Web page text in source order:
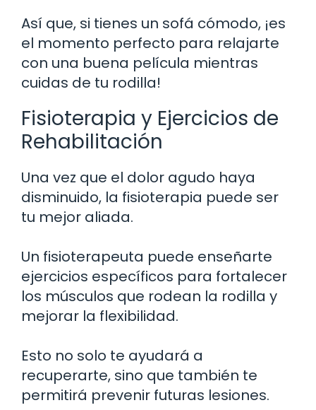
Así que, si tienes un sofá cómodo, ¡es
el momento perfecto para relajarte
con una buena película mientras
cuidas de tu rodilla!
Fisioterapia y Ejercicios de
Rehabilitación
Una vez que el dolor agudo haya
disminuido, la fisioterapia puede ser
tu mejor aliada.
Un fisioterapeuta puede enseñarte
ejercicios específicos para fortalecer
los músculos que rodean la rodilla y
mejorar la flexibilidad.
Esto no solo te ayudará a
recuperarte, sino que también te
permitirá prevenir futuras lesiones.